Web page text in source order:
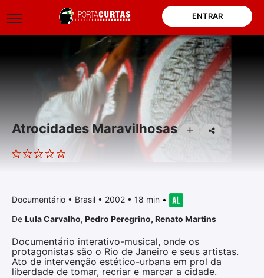
ENTRAR
Atrocidades Maravilhosas
Documentário • Brasil • 2002 • 18 min •
De Lula Carvalho, Pedro Peregrino, Renato Martins
Documentário interativo-musical, onde os
protagonistas são o Rio de Janeiro e seus artistas.
Ato de intervenção estético-urbana em prol da
liberdade de tomar, recriar e marcar a cidade.